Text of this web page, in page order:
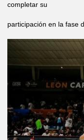
completar su
participación en la fase